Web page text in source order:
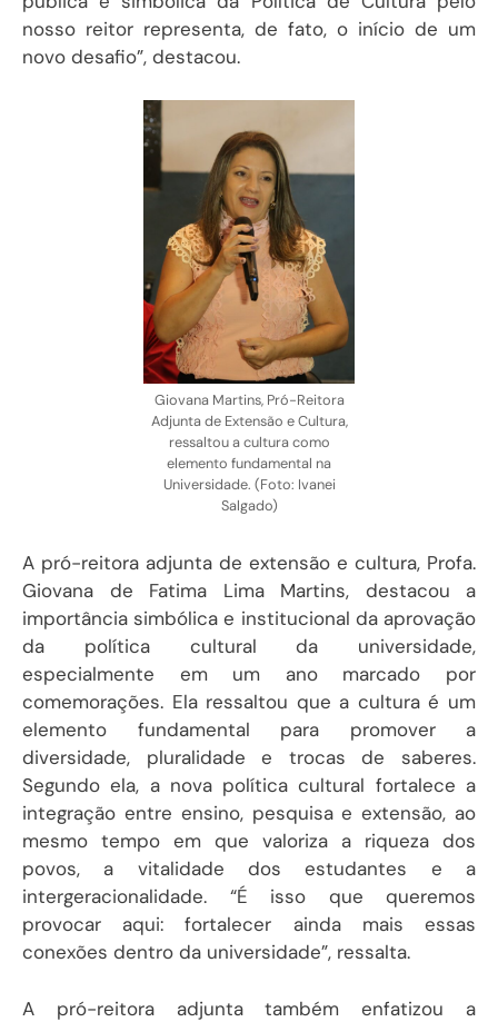
nosso reitor representa, de fato, o início de um
novo desafio”, destacou.
Giovana Martins, Pró-Reitora
Adjunta de Extensão e Cultura,
ressaltou a cultura como
elemento fundamental na
Universidade. (Foto: Ivanei
Salgado)
A pró-reitora adjunta de extensão e cultura, Profa.
Giovana de Fatima Lima Martins, destacou a
importância simbólica e institucional da aprovação
da política cultural da universidade,
especialmente em um ano marcado por
comemorações. Ela ressaltou que a cultura é um
elemento fundamental para promover a
diversidade, pluralidade e trocas de saberes.
Segundo ela, a nova política cultural fortalece a
integração entre ensino, pesquisa e extensão, ao
mesmo tempo em que valoriza a riqueza dos
povos, a vitalidade dos estudantes e a
intergeracionalidade. “É isso que queremos
provocar aqui: fortalecer ainda mais essas
conexões dentro da universidade”, ressalta.
A pró-reitora adjunta também enfatizou a